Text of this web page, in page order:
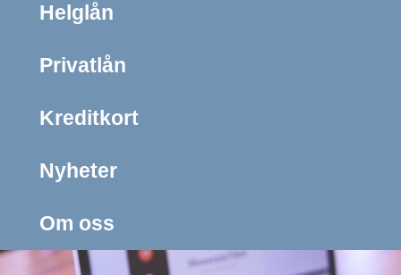
Helglån
Privatlån
Kreditkort
Nyheter
Om oss